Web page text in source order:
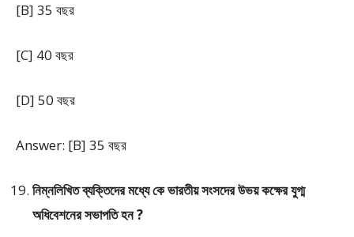
[B] 35 বছর
[C] 40 বছর
[D] 50 বছর
Answer: [B] 35 বছর
নিম্নলিখিত ব্যক্তিদের মধ্যে কে ভারতীয় সংসদের উভয় কক্ষের যুগ্ম
অধিবেশনের সভাপতি হন ?